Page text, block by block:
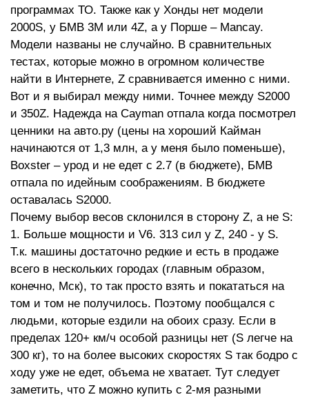
программах ТО. Также как у Хонды нет модели
2000S, у БМВ 3M или 4Z, а у Порше – Mancay.
Модели названы не случайно. В сравнительных
тестах, которые можно в огромном количестве
найти в Интернете, Z сравнивается именно с ними.
Вот и я выбирал между ними. Точнее между S2000
и 350Z. Надежда на Сayman отпала когда посмотрел
ценники на авто.ру (цены на хороший Кайман
начинаются от 1,3 млн, а у меня было поменьше),
Boxster – урод и не едет с 2.7 (в бюджете), БМВ
отпала по идейным соображениям. В бюджете
оставалась S2000.
Почему выбор весов склонился в сторону Z, а не S:
1. Больше мощности и V6. 313 сил у Z, 240 - у S.
Т.к. машины достаточно редкие и есть в продаже
всего в нескольких городах (главным образом,
конечно, Мск), то так просто взять и покататься на
том и том не получилось. Поэтому пообщался с
людьми, которые ездили на обоих сразу. Если в
пределах 120+ км/ч особой разницы нет (S легче на
300 кг), то на более высоких скоростях S так бодро с
ходу уже не едет, объема не хватает. Тут следует
заметить, что Z можно купить с 2-мя разными